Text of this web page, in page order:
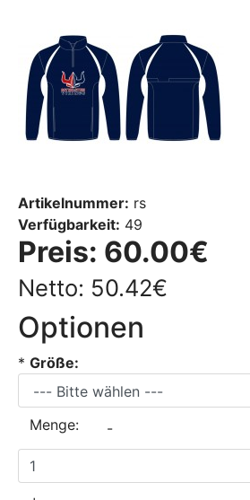
Artikelnummer: rs
Verfügbarkeit: 49
Preis: 60.00€
Netto: 50.42€
Optionen
* Größe:
Menge: -